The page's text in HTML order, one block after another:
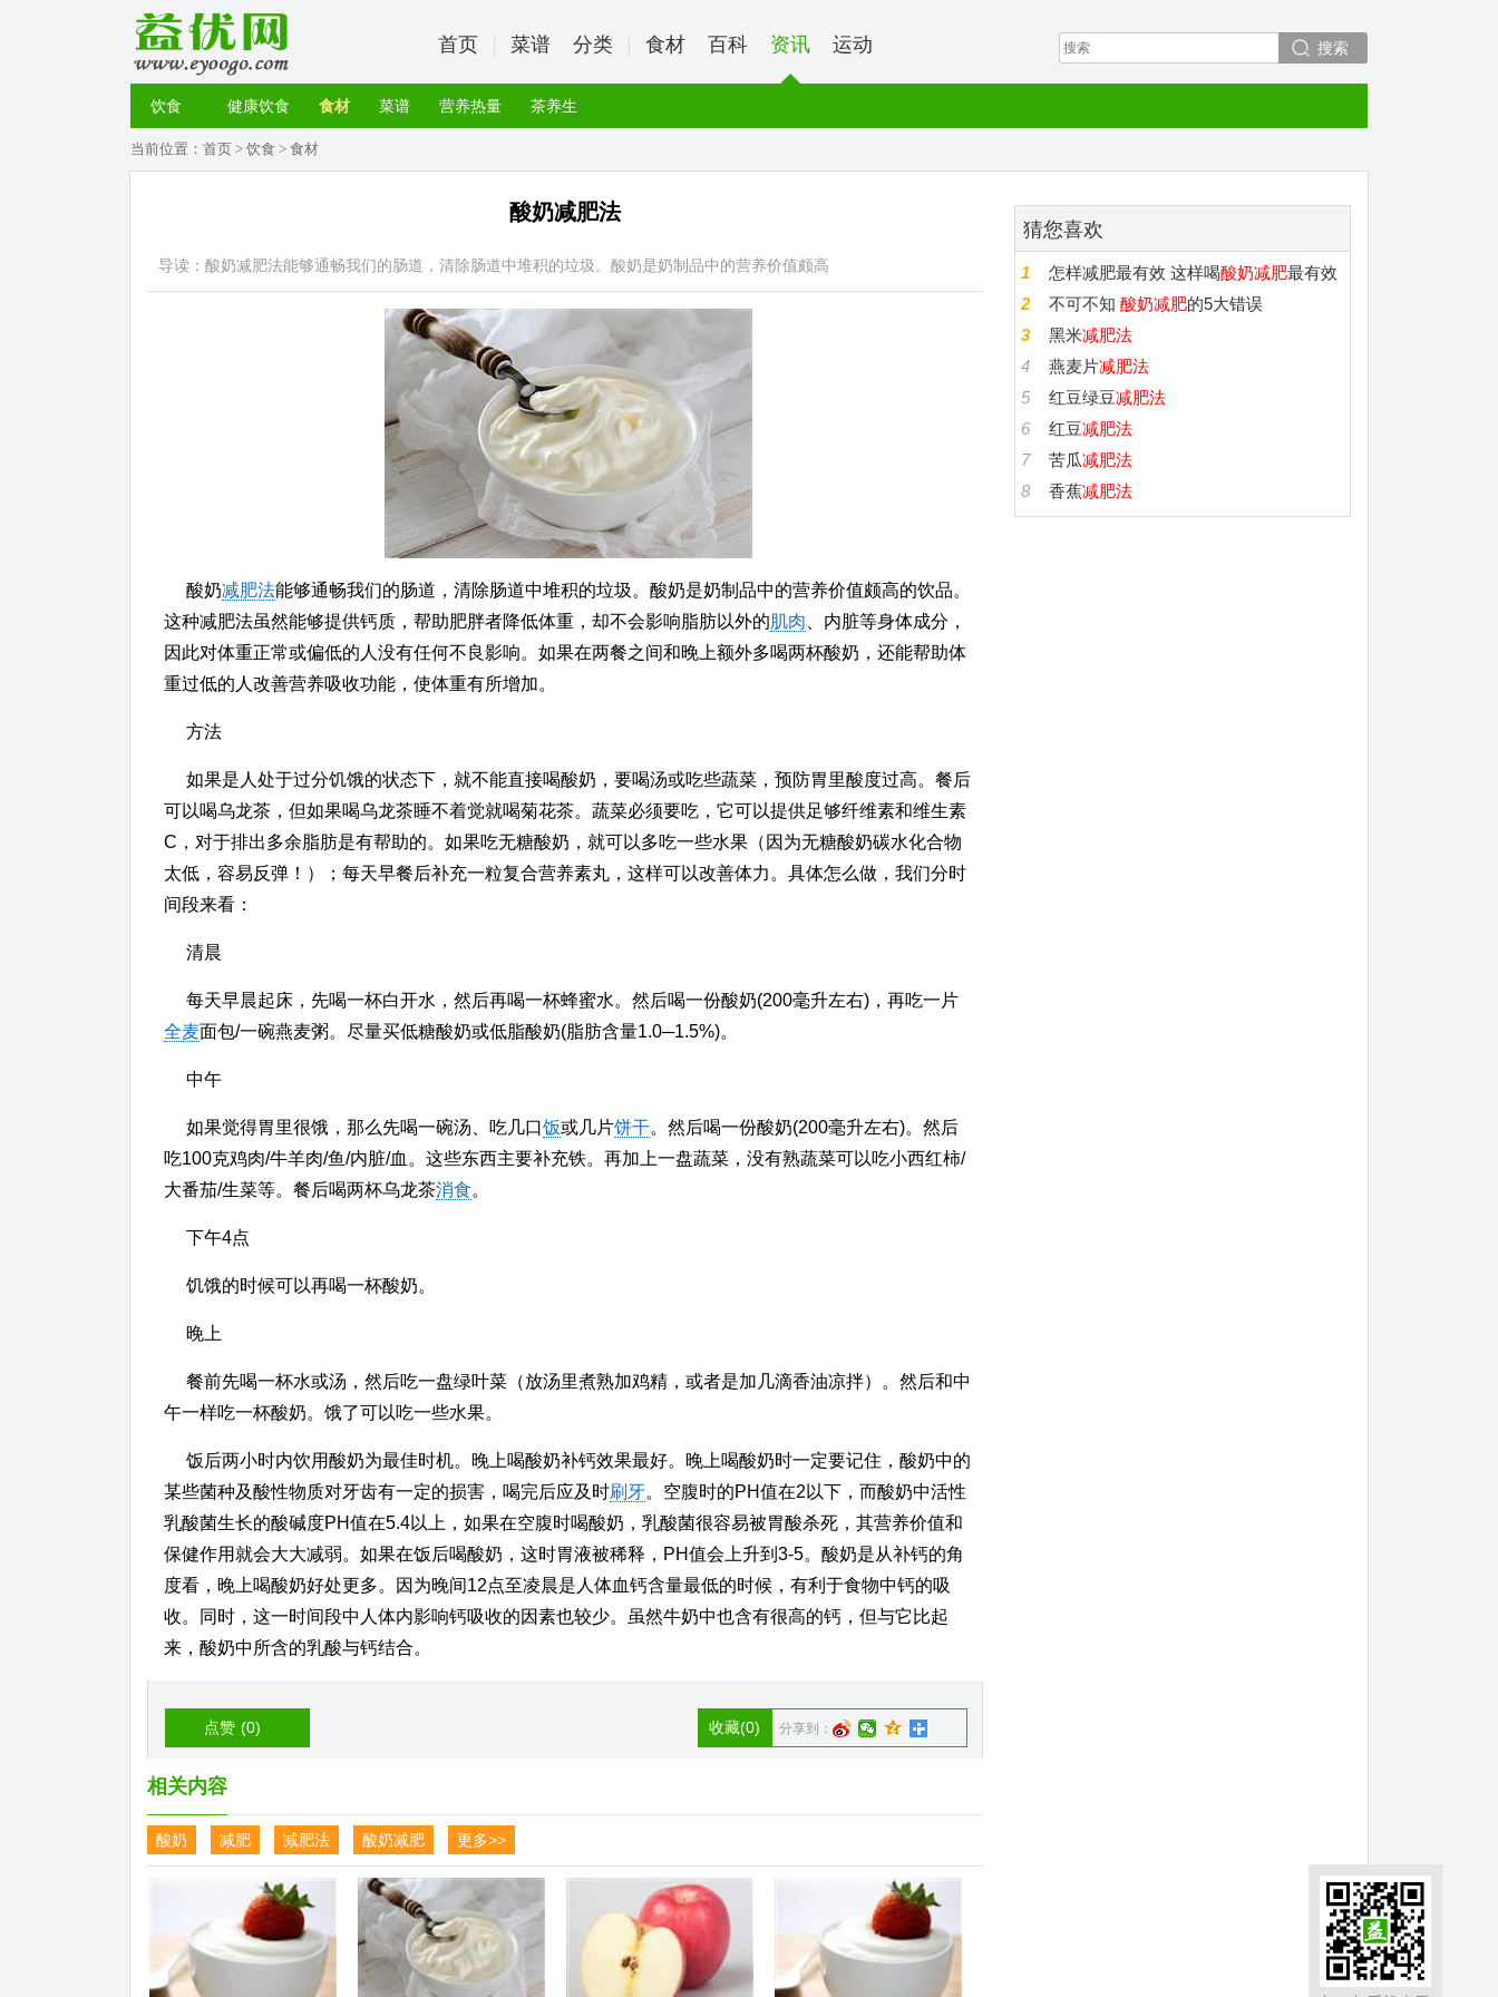
搜索
首页 菜谱 分类 食材 百科 资讯 运动
饮食 健康饮食 食材 菜谱 营养热量 茶养生
当前位置： 首页 > 饮食 > 食材
酸奶减肥法
导读：酸奶减肥法能够通畅我们的肠道，清除肠道中堆积的垃圾。酸奶是奶制品中的营养价值颇高
酸奶减肥法能够通畅我们的肠道，清除肠道中堆积的垃圾。酸奶是奶制品中的营养价值颇高的饮品。
这种减肥法虽然能够提供钙质，帮助肥胖者降低体重，却不会影响脂肪以外的肌肉 、内脏等身体成分，
因此对体重正常或偏低的人没有任何不良影响。如果在两餐之间和晚上额外多喝两杯酸奶，还能帮助体
重过低的人改善营养吸收功能，使体重有所增加。
方法
如果是人处于过分饥饿的状态下，就不能直接喝酸奶，要喝汤或吃些蔬菜，预防胃里酸度过高。餐后
可以喝乌龙茶，但如果喝乌龙茶睡不着觉就喝菊花茶。蔬菜必须要吃，它可以提供足够纤维素和维生素
C，对于排出多余脂肪是有帮助的。如果吃无糖酸奶，就可以多吃一些水果（因为无糖酸奶碳水化合物
太低，容易反弹！）；每天早餐后补充一粒复合营养素丸，这样可以改善体力。具体怎么做，我们分时
间段来看：
清晨
每天早晨起床，先喝一杯白开水，然后再喝一杯蜂蜜水。然后喝一份酸奶(200毫升左右)，再吃一片
全麦面包/一碗燕麦粥。尽量买低糖酸奶或低脂酸奶(脂肪含量1.0─1.5%)。
中午
如果觉得胃里很饿，那么先喝一碗汤、吃几口饭或几片饼干。然后喝一份酸奶(200毫升左右)。然后
吃100克鸡肉/牛羊肉/鱼/内脏/血。这些东西主要补充铁。再加上一盘蔬菜，没有熟蔬菜可以吃小西红柿/
大番茄/生菜等。餐后喝两杯乌龙茶消食。
下午4点
饥饿的时候可以再喝一杯酸奶。
晚上
餐前先喝一杯水或汤，然后吃一盘绿叶菜（放汤里煮熟加鸡精，或者是加几滴香油凉拌）。然后和中
午一样吃一杯酸奶。饿了可以吃一些水果。
饭后两小时内饮用酸奶为最佳时机。晚上喝酸奶补钙效果最好。晚上喝酸奶时一定要记住，酸奶中的
某些菌种及酸性物质对牙齿有一定的损害，喝完后应及时刷牙。空腹时的PH值在2以下，而酸奶中活性
乳酸菌生长的酸碱度PH值在5.4以上，如果在空腹时喝酸奶，乳酸菌很容易被胃酸杀死，其营养价值和
保健作用就会大大减弱。如果在饭后喝酸奶，这时胃液被稀释，PH值会上升到3-5。酸奶是从补钙的角
度看，晚上喝酸奶好处更多。因为晚间12点至凌晨是人体血钙含量最低的时候，有利于食物中钙的吸
收。同时，这一时间段中人体内影响钙吸收的因素也较少。虽然牛奶中也含有很高的钙，但与它比起
来，酸奶中所含的乳酸与钙结合。
点赞 (0) 分享到：
收藏(0)
相关内容
酸奶 减肥 减肥法 酸奶减肥 更多>>
猜您喜欢
1 怎样减肥最有效 这样喝酸奶减肥最有效
2
不可不知 酸奶减肥的5大错误
3
黑米减肥法
4
燕麦片减肥法
5
红豆绿豆减肥法
6
红豆减肥法
7
苦瓜减肥法
8
香蕉减肥法